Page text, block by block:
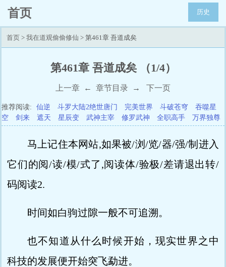
首页 历史
首页 > 我在道观偷偷修仙 > 第461章 吾道成矣
第461章 吾道成矣 （1/4）
上一章 ← 章节目录 → 下一页
推荐阅读: 仙逆 斗罗大陆2绝世唐门 完美世界 斗破苍穹
吞噬星
空
剑来 遮天 星辰变 武神主宰 修罗武神 全职高手 万界独尊
马上记住本网站,如果被/浏/览/器/强/制进入
它们的阅/读/模/式了,阅读体/验极/差请退出转/
码阅读2.
时间如白驹过隙一般不可追溯。
也不知道从什么时候开始，现实世界之中
科技的发展便开始突飞勐进。